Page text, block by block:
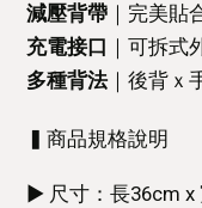
減壓背帶 ｜ 完美貼
充電接口 ｜ 可拆式
多種背法｜ 後背ｘ
▍商品規格說明
▶ 尺寸：長36cm x